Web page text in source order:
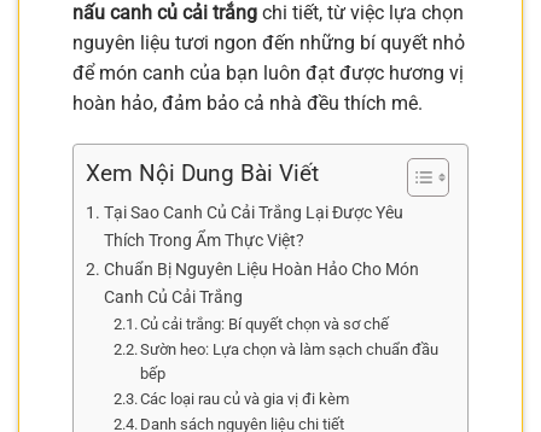
nấu canh củ cải trắng chi tiết, từ việc lựa chọn
nguyên liệu tươi ngon đến những bí quyết nhỏ
để món canh của bạn luôn đạt được hương vị
hoàn hảo, đảm bảo cả nhà đều thích mê.
Xem Nội Dung Bài Viết
Tại Sao Canh Củ Cải Trắng Lại Được Yêu
Thích Trong Ẩm Thực Việt?
Chuẩn Bị Nguyên Liệu Hoàn Hảo Cho Món
Canh Củ Cải Trắng
Củ cải trắng: Bí quyết chọn và sơ chế
Sườn heo: Lựa chọn và làm sạch chuẩn đầu
bếp
Các loại rau củ và gia vị đi kèm
Danh sách nguyên liệu chi tiết